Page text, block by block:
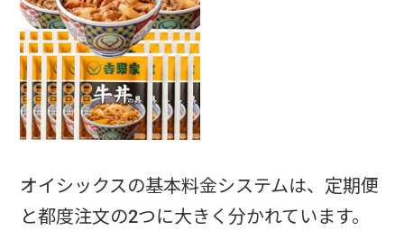
オイシックスの基本料金システムは、定期便
と都度注文の2つに大きく分かれています。